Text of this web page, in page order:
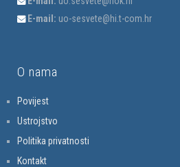
E-mail: uo-sesvete@hi.t-com.hr
O nama
Povijest
Ustrojstvo
Politika privatnosti
Kontakt